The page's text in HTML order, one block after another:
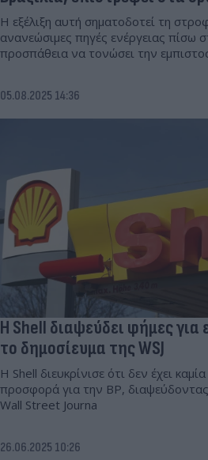
Η εξέλιξη αυτή σηματοδοτεί τη
ανανεώσιμες πηγές ενέργειας πίσω
προσπάθεια να τονώσει την
05.08.2025 14:36
Η Shell διαψεύδει φήμες για
το δημοσίευμα της WSJ
Η Shell διευκρίνισε ότι δεν έχει
προσφορά για την BP,
Wall Street Journa
26.06.2025 10:26